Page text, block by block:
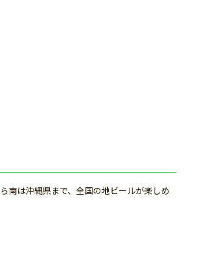
南は沖縄県まで、全国の地ビールが楽しめ